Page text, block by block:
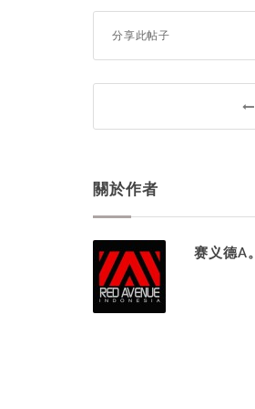
分享此帖子
關於作者
赛义德A。